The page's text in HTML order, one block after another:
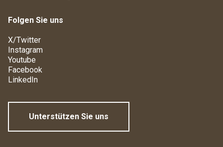
Folgen Sie uns
X/Twitter
Instagram
Youtube
Facebook
LinkedIn
Unterstützen Sie uns